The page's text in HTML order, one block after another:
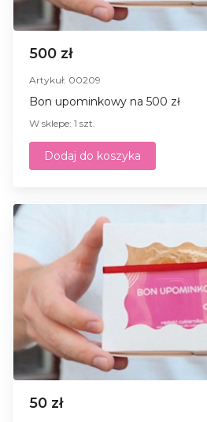
500 zł
Artykuł: 00209
Bon upominkowy na 500 zł
W sklepe: 1 szt.
Dodaj do koszyka
50 zł